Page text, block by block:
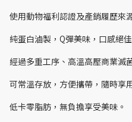
使用動物福利認證及產銷履歷來
純蛋白滷製，Q彈美味，口感絕佳
經過多重工序、高溫高壓商業滅
可常溫存放，方便攜帶，隨時享
低卡零脂肪，無負擔享受美味。